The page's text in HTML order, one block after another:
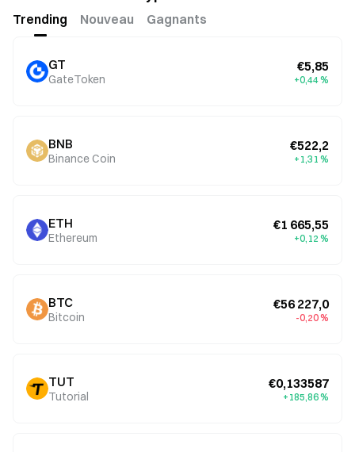
Trending Nouveau Gagnants
GT
GateToken
€5,85
+0,44 %
BNB
Binance Coin
€522,2
+1,31 %
ETH
Ethereum
€1 665,55
+0,12 %
BTC
Bitcoin
€56 227,0
-0,20 %
TUT
Tutorial
€0,133587
+185,86 %